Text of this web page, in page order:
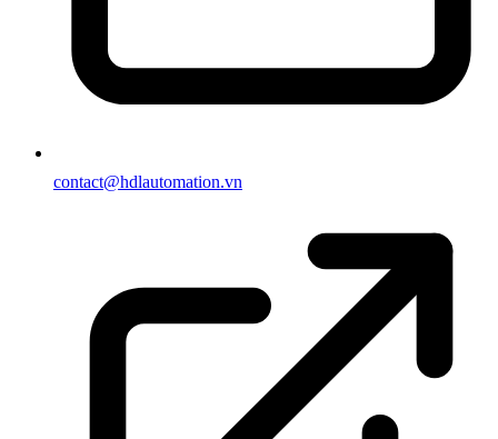
contact@hdlautomation.vn